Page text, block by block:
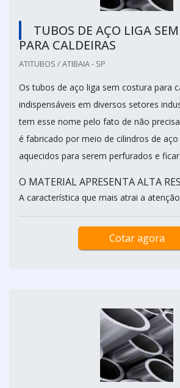
TUBOS DE AÇO LIGA
PARA CALDEIRAS
ATITUBOS / ATIBAIA - SP
Os tubos de aço liga sem costura para
indispensáveis em diversos setores
tem esse nome pelo fato de não
é fabricado por meio de cilindros de aço
aquecidos para serem perfurados e
O MATERIAL APRESENTA ALTA
A característica que mais atrai a
Cotar agora